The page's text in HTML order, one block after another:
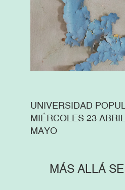
UNIVERSIDAD
MIÉRCOLES 23
MAYO
MÁS ALLÁ